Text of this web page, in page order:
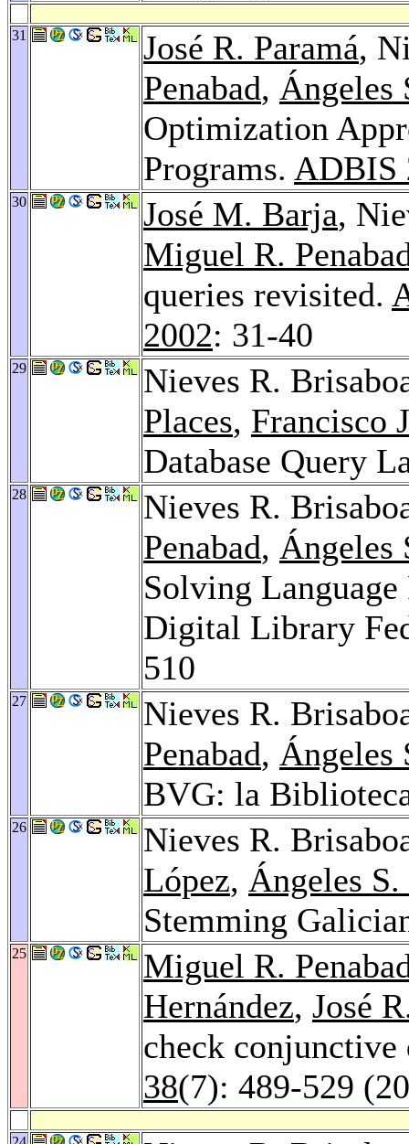
31 José R. Paramá,
Penabad, Ángeles
Optimization
Programs. ADBIS
30 José M. Barja,
Miguel R.
queries revisited.
2002: 31-40
29
Nieves R.
Places, Francisco
Database Query
28
Nieves R.
Penabad, Ángeles
Solving
Digital Library
510
27
Nieves R.
Penabad, Ángeles
BVG: la
26
Nieves R.
López, Ángeles S.
Stemming
25
Miguel R.
Hernández, José
check
38(7): 489-529